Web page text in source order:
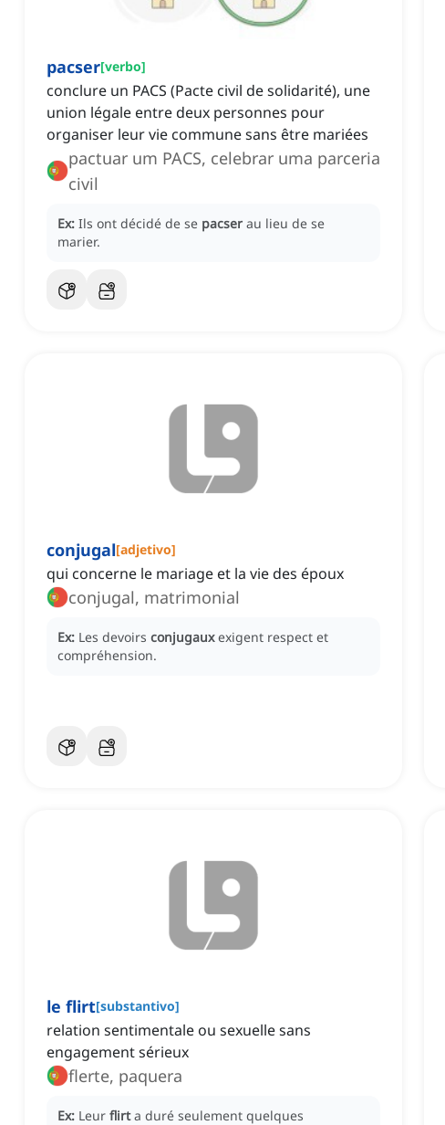
pacser[verbo]
conclure un PACS (Pacte civil de solidarité), une
union légale entre deux personnes pour
organiser leur vie commune sans être mariées
pactuar um PACS, celebrar uma parceria
civil
Ex: Ils ont décidé de se pacser au lieu de se
marier.
conjugal[adjetivo]
qui concerne le mariage et la vie des époux
conjugal, matrimonial
Ex: Les devoirs conjugaux exigent respect et
compréhension.
le flirt[substantivo]
relation sentimentale ou sexuelle sans
engagement sérieux
flerte, paquera
Ex: Leur flirt a duré seulement quelques